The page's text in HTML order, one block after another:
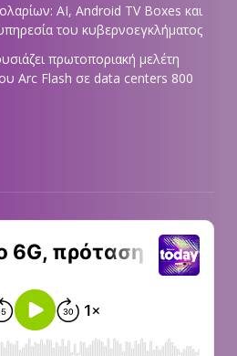
AI, Android TV Boxes και
του κυβερνοεγκλήματος
πρωτοποριακή μελέτη
Arc Flash σε data centers 800